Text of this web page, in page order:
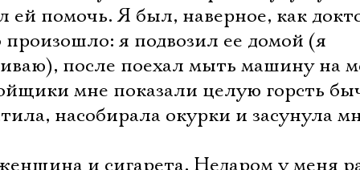
ей помочь. Я был, наверное, как
произошло: я подвозил ее домой (я
после поехал мыть машину на
мне показали целую горсть
насобирала окурки и засунула
и сигарета. Недаром у меня